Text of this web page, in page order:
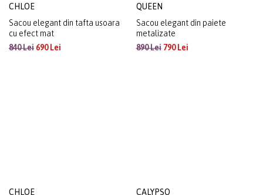
CHLOE
Sacou elegant din tafta usoara
cu efect mat
840 Lei 690 Lei
QUEEN
Sacou elegant din paiete
metalizate
890 Lei790 Lei
CHLOE
CALYPSO